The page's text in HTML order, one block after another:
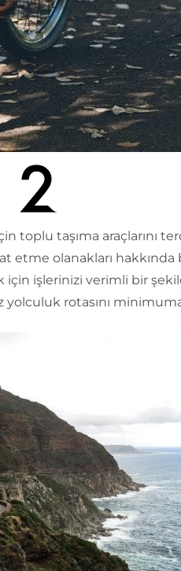
toplu taşıma araçlarını
etme olanakları
işlerinizi verimli bir
yolculuk rotasını